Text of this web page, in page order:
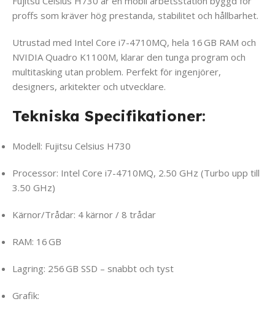
proffs som kräver hög prestanda, stabilitet och hållbarhet.
Utrustad med Intel Core i7-4710MQ, hela 16 GB RAM och
NVIDIA Quadro K1100M, klarar den tunga program och
multitasking utan problem. Perfekt för ingenjörer,
designers, arkitekter och utvecklare.
Tekniska Specifikationer:
Modell: Fujitsu Celsius H730
Processor: Intel Core i7-4710MQ, 2.50 GHz (Turbo upp till
3.50 GHz)
Kärnor/Trådar: 4 kärnor / 8 trådar
RAM: 16 GB
Lagring: 256 GB SSD – snabbt och tyst
Grafik: